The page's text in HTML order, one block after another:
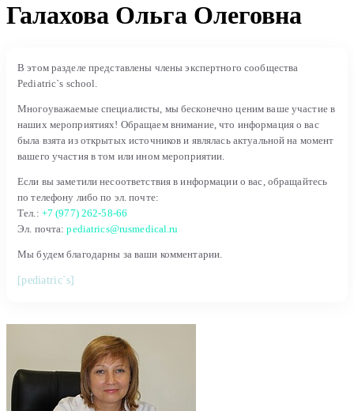
Галахова Ольга Олеговна
В этом разделе представлены члены экспертного сообщества
Pediatric`s school.
Многоуважаемые специалисты, мы бесконечно ценим ваше участие в
наших мероприятиях! Обращаем внимание, что информация о вас
была взята из открытых источников и являлась актуальной на момент
вашего участия в том или ином мероприятии.
Если вы заметили несоответствия в информации о вас, обращайтесь
по телефону либо по эл. почте:
Тел.: +7 (977) 262-58-66
Эл. почта:pediatrics@rusmedical.ru
Мы будем благодарны за ваши комментарии.
[pediatric`s]